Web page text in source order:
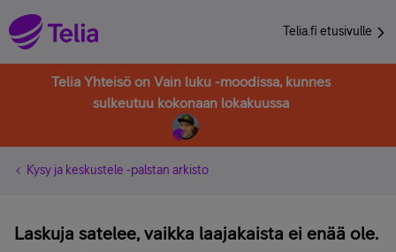
Telia.fi etusivulle
Telia Yhteisö on Vain luku -moodissa, kunnes
sulkeutuu kokonaan lokakuussa
Kysy ja keskustele -palstan arkisto
Laskuja satelee, vaikka laajakaista ei enää ole.